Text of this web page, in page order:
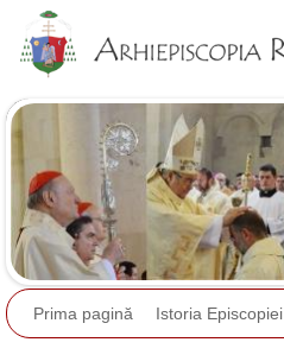
Prima pagină Istoria Episcopiei